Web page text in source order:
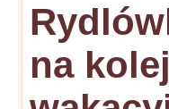
na